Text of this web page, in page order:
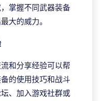
掌握不同武器装备
大的威力。
和分享经验可以帮
的使用技巧和战斗
、加入游戏社群或